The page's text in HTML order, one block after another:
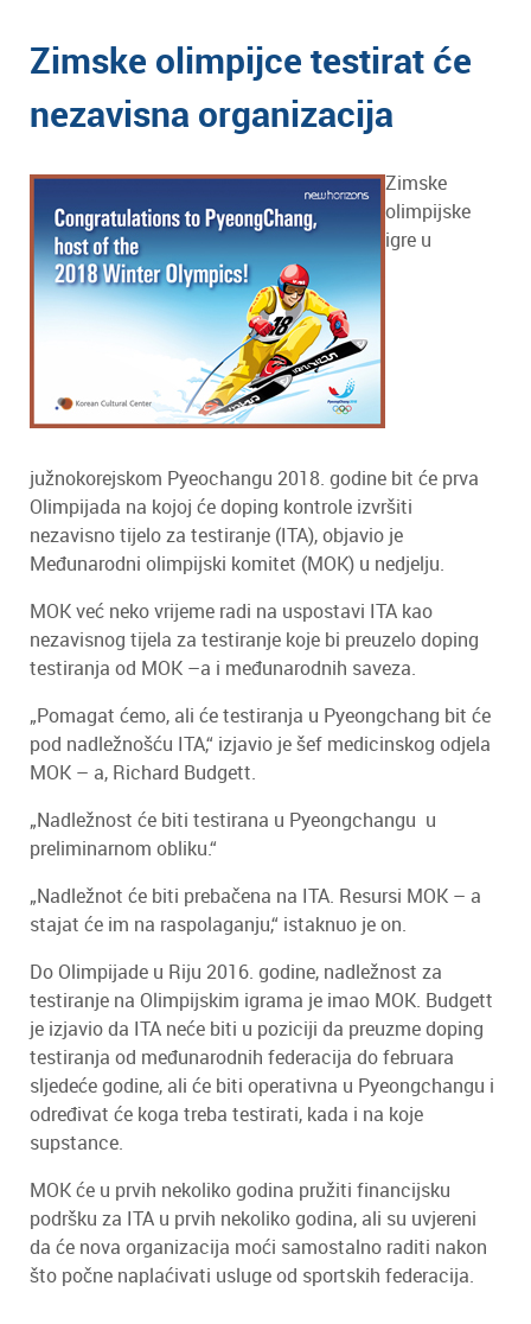
Zimske olimpijce testirat će
nezavisna organizacija
Zimske
olimpijske
igre u
južnokorejskom Pyeochangu 2018. godine bit će prva
Olimpijada na kojoj će doping kontrole izvršiti
nezavisno tijelo za testiranje (ITA), objavio je
Međunarodni olimpijski komitet (MOK) u nedjelju.
MOK već neko vrijeme radi na uspostavi ITA kao
nezavisnog tijela za testiranje koje bi preuzelo doping
testiranja od MOK –a i međunarodnih saveza.
„Pomagat ćemo, ali će testiranja u Pyeongchang bit će
pod nadležnošću ITA,“ izjavio je šef medicinskog odjela
MOK – a, Richard Budgett.
„Nadležnost će biti testirana u Pyeongchangu u
preliminarnom obliku.“
„Nadležnot će biti prebačena na ITA. Resursi MOK – a
stajat će im na raspolaganju,“ istaknuo je on.
Do Olimpijade u Riju 2016. godine, nadležnost za
testiranje na Olimpijskim igrama je imao MOK. Budgett
je izjavio da ITA neće biti u poziciji da preuzme doping
testiranja od međunarodnih federacija do februara
sljedeće godine, ali će biti operativna u Pyeongchangu i
određivat će koga treba testirati, kada i na koje
supstance.
MOK će u prvih nekoliko godina pružiti financijsku
podršku za ITA u prvih nekoliko godina, ali su uvjereni
da će nova organizacija moći samostalno raditi nakon
što počne naplaćivati usluge od sportskih federacija.